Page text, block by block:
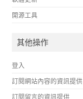
開源工具
其他操作
登入
訂閱網站內容的資訊提供
訂閱留言的資訊提供